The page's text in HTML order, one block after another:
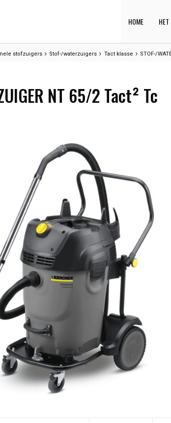
HOME HET
stofzuigers Stof-/waterzuigers Tact klasse STOF-/
NT 65/2 Tact² Tc